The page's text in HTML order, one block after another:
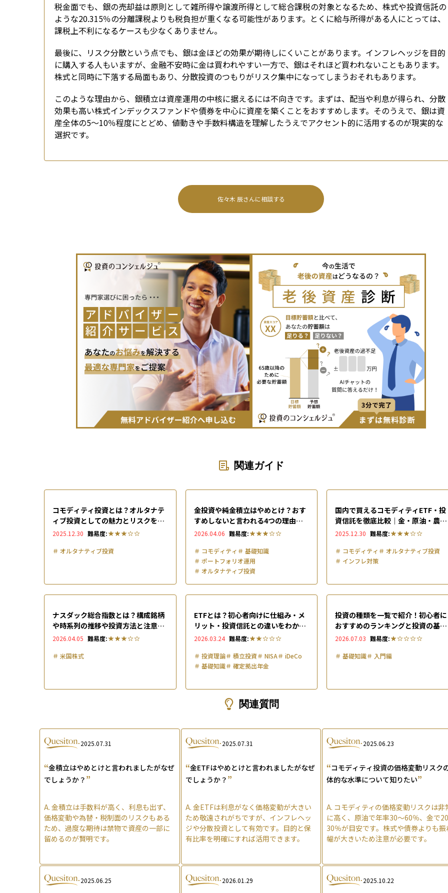
税金面でも、銀の売却益は原則として雑所得や譲渡所得として総合課税の対象となるため、株式や投資信託の
ような20.315％の分離課税よりも税負担が重くなる可能性があります。とくに給与所得がある人にとっては、
課税上不利になるケースも少なくありません。
最後に、リスク分散という点でも、銀は金ほどの効果が期待しにくいことがあります。インフレヘッジを目的
に購入する人もいますが、金融不安時に金は買われやすい一方で、銀はそれほど買われないこともあります。
株式と同時に下落する局面もあり、分散投資のつもりがリスク集中になってしまうおそれもあります。
このような理由から、銀積立は資産運用の中核に据えるには不向きです。まずは、配当や利息が得られ、分散
効果も高い株式インデックスファンドや債券を中心に資産を築くことをおすすめします。そのうえで、銀は資
産全体の5〜10％程度にとどめ、値動きや手数料構造を理解したうえでアクセント的に活用するのが現実的な
選択です。
佐々木 辰さんに相談する
関連ガイド
コモディティ投資とは？オルタナテ
ィブ投資としての魅力とリスクを徹
底解説
2025.12.30 難易度:
＃ オルタナティブ投資
金投資や純金積立はやめとけ？おす
すめしないと言われる4つの理由や
デメリット・上手な活用法を解説
2026.04.06 難易度:
＃ コモディティ ＃ 基礎知識
＃ ポートフォリオ運用
＃ オルタナティブ投資
国内で買えるコモディティETF・投
資信託を徹底比較｜金・原油・農産
物の注目銘柄と選び方【2025年版】
2025.12.30 難易度:
＃ コモディティ ＃オルタナティブ投資
＃ インフレ対策
ナスダック総合指数とは？構成銘柄
や時系列の推移や投資方法と注意点
を徹底解説
2026.04.05 難易度:
＃ 米国株式
ETFとは？初心者向けに仕組み・メ
リット・投資信託との違いをわかり
やすく解説
2026.03.24 難易度:
＃ 投資理論＃ 積立投資＃ NISA＃ iDeCo
＃ 基礎知識＃ 確定拠出年金
投資の種類を一覧で紹介！初心者に
おすすめのランキングと投資の基本
も解説
2026.07.03 難易度:
＃基礎知識＃ 入門編
関連質問
2025.07.31
“金積立はやめとけと言われましたがなぜ
でしょうか？ ”
A. 金積立は手数料が高く、利息も出ず、
価格変動や為替・税制面のリスクもある
ため、過度な期待は禁物で資産の一部に
留めるのが賢明です。
2025.07.31
“金ETFはやめとけと言われましたがなぜ
でしょうか？ ”
A. 金ETFは利息がなく価格変動が大きい
ため敬遠されがちですが、インフレヘッ
ジや分散投資として有効です。目的と保
有比率を明確にすれば活用できます。
2025.06.23
“コモディティ投資の価格変動リスク
体的な水準について知りたい”
A. コモディティの価格変動リスクは非
に高く、原油で年率30〜60％、金で
30％が目安です。株式や債券よりも振
幅が大きいため注意が必要です。
2025.06.25 2026.01.29 2025.10.22